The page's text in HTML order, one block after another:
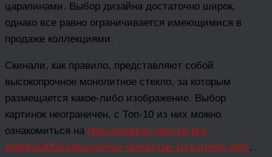
царапинами. Выбор дизайна достаточно широк,
однако все равно ограничивается имеющимися в
продаже коллекциями.
Скинали, как правило, представляют собой
высокопрочное монолитное стекло, за которым
размещается какое-либо изображение. Выбор
картинок неограничен, с Топ-10 из них можно
ознакомиться на http://tadgikov.net/vse-pro-
otdelku/2055-populyarnye-skinali-top-10-kartinok.html .